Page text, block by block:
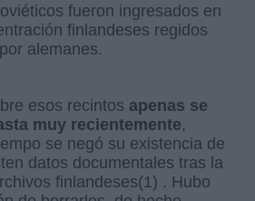
fueron ingresados en
finlandeses regidos
alemanes.
esos recintos apenas se
muy recientemente,
se negó su existencia de
datos documentales tras la
finlandeses(1) . Hubo